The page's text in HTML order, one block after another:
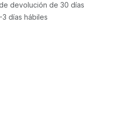
devolución de 30 días
3 días hábiles